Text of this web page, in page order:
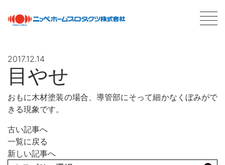
最新情報 NEWS
商品情報
会社案内
会社概要
2017.12.14
目やせ
おもに木材塗装の場合、導管部にそって細かなくぼみがで
きる現象です。
古い記事へ
一覧に戻る
新しい記事へ